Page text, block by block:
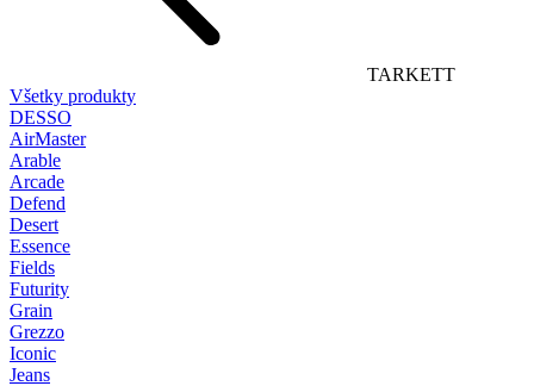
TARKETT
Všetky produkty
DESSO
AirMaster
Arable
Arcade
Defend
Desert
Essence
Fields
Futurity
Grain
Grezzo
Iconic
Jeans